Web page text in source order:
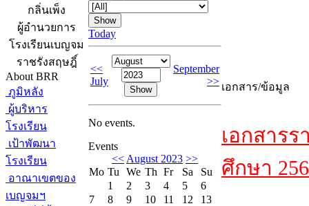
กลิ่นเพ็ง
ผู้อำนวยการ
โรงเรียนเบญจม
ราชรังสฤษฎิ์
About BRR
ภูมิหลัง
ผู้บริหาร
โรงเรียน
เป้าพัฒนา
โรงเรียน
อาณาเขตของ
เบญจมฯ
Today
<<
July
September
>>
No events.
Events
<< August 2023 >>
Mo Tu We Th Fr Sa
Su
1
2 3 4 5
6
7
8 9 10 11 12
13
เอกสาร/ข้อมูล
เอกสารร
ศึกษา